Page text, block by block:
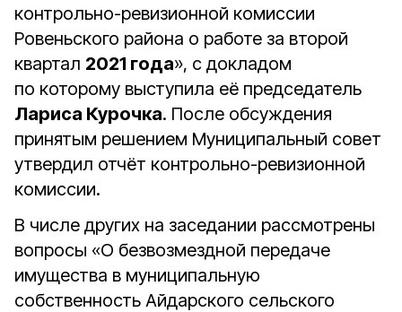
контрольно-ревизионной комиссии
Ровеньского района о работе за второй
квартал 2021 года», с докладом
по которому выступила её председатель
Лариса Курочка. После обсуждения
принятым решением Муниципальный совет
утвердил отчёт контрольно-ревизионной
комиссии.
В числе других на заседании рассмотрены
вопросы «О безвозмездной передаче
имущества в муниципальную
собственность Айдарского сельского